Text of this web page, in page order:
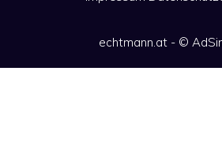
echtmann.at - ©